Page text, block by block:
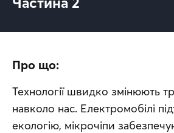
Про що:
Технології швидко змінюють
навколо нас. Електромобілі
екологію, мікрочіпи